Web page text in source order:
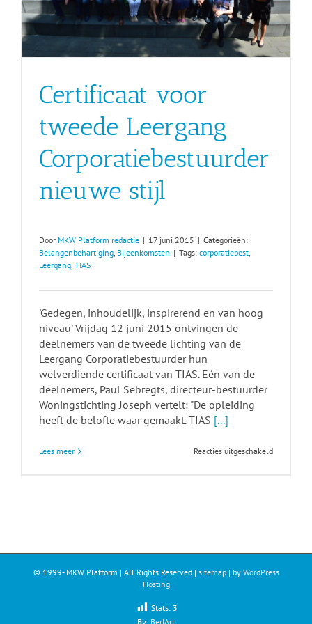
Certificaat voor
tweede Leergang
Corporatiebestuurder
nieuwe stijl
Door MKW Platform redactie | 17 juni 2015 | Categorieën:
Belangenbehartiging, Bijeenkomsten | Tags: corporatiebest,
Leergang, TIAS
'Gedegen, inhoudelijk, inspirerend en van hoog
niveau' Vrijdag 12 juni 2015 ontvingen de
deelnemers van de tweede lichting van de
Leergang Corporatiebestuurder hun
welverdiende certificaat van TIAS. Eén van de
deelnemers, Paul Sebregts, directeur-bestuurder
Woningstichting Joseph vertelt: "De opleiding
heeft de belofte waar gemaakt. TIAS [...]
Lees meer Reacties uitgeschakeldvoor
© 1999-MKW Platform | All Rights Reserved | sitemap| by WordPress
Hosting
Stats: 3
By: Ber|Art